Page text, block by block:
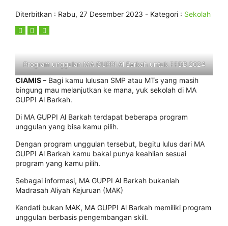
Diterbitkan : Rabu, 27 Desember 2023 - Kategori : Sekolah
Program unggulan MA GUPPI Al Barkah untuk PPDB 2024
CIAMIS – Bagi kamu lulusan SMP atau MTs yang masih
bingung mau melanjutkan ke mana, yuk sekolah di MA
GUPPI Al Barkah.
Di MA GUPPI Al Barkah terdapat beberapa program
unggulan yang bisa kamu pilih.
Dengan program unggulan tersebut, begitu lulus dari MA
GUPPI Al Barkah kamu bakal punya keahlian sesuai
program yang kamu pilih.
Sebagai informasi, MA GUPPI Al Barkah bukanlah
Madrasah Aliyah Kejuruan (MAK)
Kendati bukan MAK, MA GUPPI Al Barkah memiliki program
unggulan berbasis pengembangan skill.